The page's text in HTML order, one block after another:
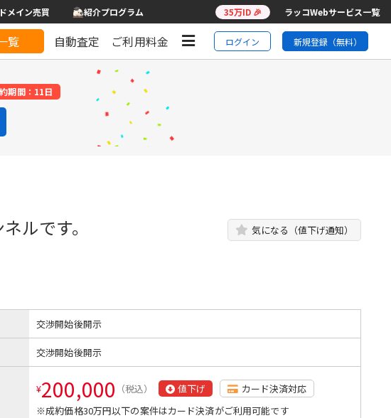
ドメイン売買 紹介プログラム 35万ID 🎉 ラッコWebサービス一覧
覧 自動査定 ご利用料金 ログイン 新規登録（無料）
期間：11日
ルです。 気になる（値下げ通知）
交渉開始後開示
交渉開始後開示
¥200,000 （税込） 値下げ
カード決済対応
※成約価格30万円以下の案件はカード決済がご利用可能です